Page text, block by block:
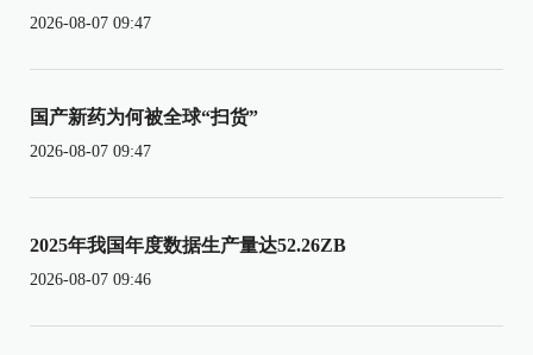
2026-08-07 09:47
国产新药为何被全球“扫货”
2026-08-07 09:47
2025年我国年度数据生产量达52.26ZB
2026-08-07 09:46